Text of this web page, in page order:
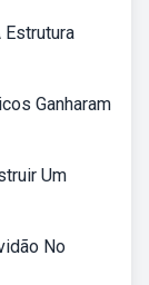
Ganharam
Um
No